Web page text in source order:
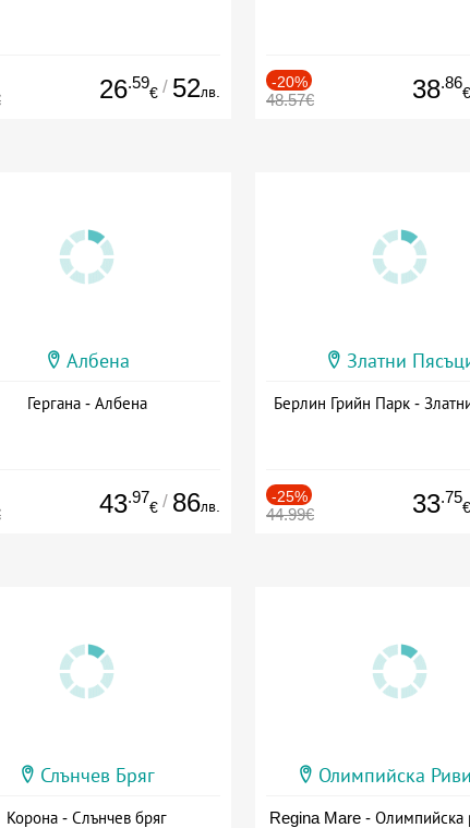
26.59
€ / 52лв.
-20%
48.57€ 38.86
€
Албена
Гергана - Албена
43.97
€ / 86лв.
Златни
Берлин Грийн Парк -
-25%
44.99€ 33.75
€
Слънчев Бряг
Корона - Слънчев бряг
Олимпийска
Regina Mare - Олимпийска